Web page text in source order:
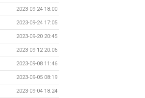
2023-09-24 18:00
2023-09-24 17:05
2023-09-20 20:45
2023-09-12 20:06
2023-09-08 11:46
2023-09-05 08:19
2023-09-04 18:24